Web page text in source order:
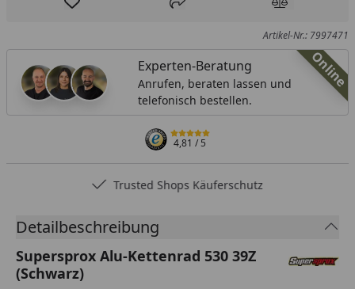
Produkt zur Wunschliste hinzufügen
Teilen Produkt
Artikel-Nr.: 7997471
Online
Experten-Beratung
Anrufen, beraten lassen und
telefonisch bestellen.
4,81/ 5
Trusted Shops Käuferschutz
Detailbeschreibung
Supersprox Alu-Kettenrad 530 39Z
(Schwarz)